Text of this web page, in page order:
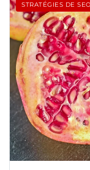
STRATÉGIES DE SEO